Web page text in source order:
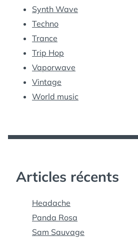
Synth Wave
Techno
Trance
Trip Hop
Vaporwave
Vintage
World music
Articles récents
Headache
Panda Rosa
Sam Sauvage